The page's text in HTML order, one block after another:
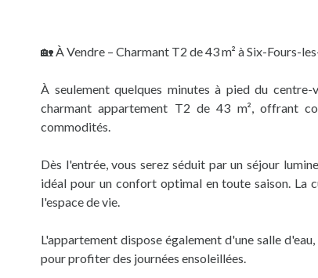
🏡 À Vendre – Charmant T2 de 43 m² à Six-Fours-
À seulement quelques minutes à pied du
charmant appartement T2 de 43 m², offrant
commodités.
Dès l'entrée, vous serez séduit par un séjour
idéal pour un confort optimal en toute saison. La
l'espace de vie.
L'appartement dispose également d'une salle
pour profiter des journées ensoleillées.